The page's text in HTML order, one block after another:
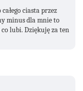
ciasta przez
minus dla mnie to
lubi. Dziękuję za ten